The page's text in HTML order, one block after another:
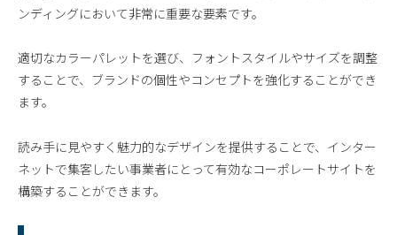
ンディングにおいて非常に重要な要素です。
適切なカラーパレットを選び、フォントスタイルやサイズを調整
することで、ブランドの個性やコンセプトを強化することができ
ます。
読み手に見やすく魅力的なデザインを提供することで、インター
ネットで集客したい事業者にとって有効なコーポレートサイトを
構築することができます。